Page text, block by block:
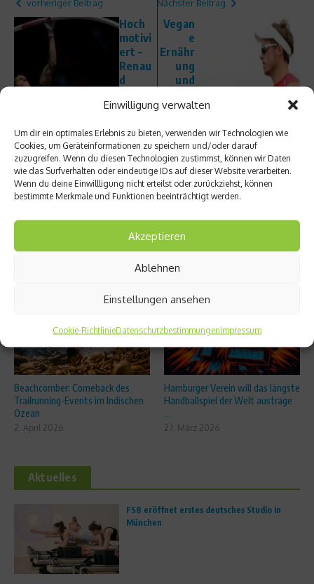
Einwilligung verwalten
Um dir ein optimales Erlebnis zu bieten, verwenden wir Technologien wie
Cookies, um Geräteinformationen zu speichern und/oder darauf
zuzugreifen. Wenn du diesen Technologien zustimmst, können wir Daten
wie das Surfverhalten oder eindeutige IDs auf dieser Website verarbeiten.
Wenn du deine Einwillligung nicht erteilst oder zurückziehst, können
bestimmte Merkmale und Funktionen beeinträchtigt werden.
Akzeptieren
Ablehnen
Einstellungen ansehen
Cookie-RichtlinieDatenschutzbestimmungenImpressum
vorheriger Beitrag
Hoch
motivi
ert –
Renau
d
nie im
ew
Nächster Beitrag
Vegan
e
Ernähr
ung
und
ngsspo
Wider
spruch
?
Beachcomber: Comeback des
Trailrunning-Events im Indischen
Ozean
2. April 2026
Hamburger Verein will das längste
Handballspiel der Welt austrage
...
27. März 2026
Aktuelles
FS8 eröffnet erstes deutsches Studio in
München